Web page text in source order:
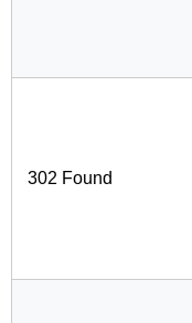
302 Found